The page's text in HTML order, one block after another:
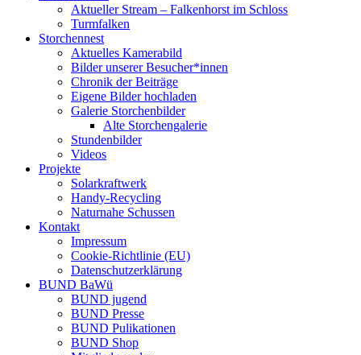
Aktueller Stream – Falkenhorst im Schloss
Turmfalken
Storchennest
Aktuelles Kamerabild
Bilder unserer Besucher*innen
Chronik der Beiträge
Eigene Bilder hochladen
Galerie Storchenbilder
Alte Storchengalerie
Stundenbilder
Videos
Projekte
Solarkraftwerk
Handy-Recycling
Naturnahe Schussen
Kontakt
Impressum
Cookie-Richtlinie (EU)
Datenschutzerklärung
BUND BaWü
BUND jugend
BUND Presse
BUND Pulikationen
BUND Shop